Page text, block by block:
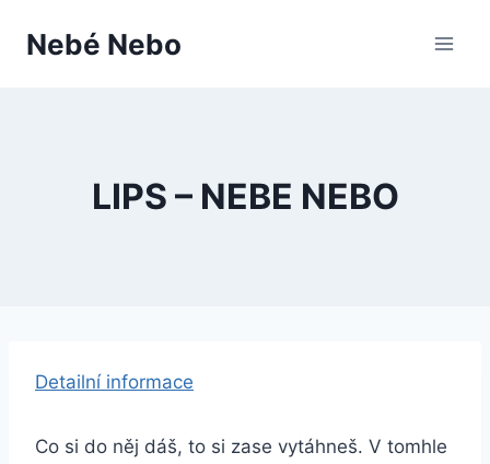
Nebé Nebo
LIPS – NEBE NEBO
Detailní informace
Co si do něj dáš, to si zase vytáhneš. V tomhle